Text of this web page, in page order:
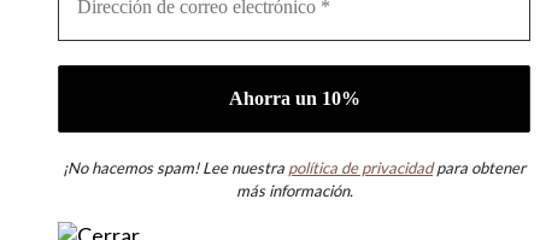
¡No hacemos spam! Lee nuestra política de privacidadpara obtener
más información.